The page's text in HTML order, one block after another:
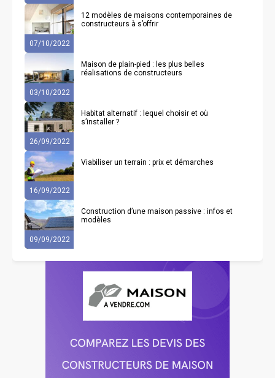
07/10/2022
12 modèles de maisons contemporaines de
constructeurs à s’offrir
03/10/2022
Maison de plain-pied : les plus belles
réalisations de constructeurs
26/09/2022
Habitat alternatif : lequel choisir et où
s’installer ?
16/09/2022
Viabiliser un terrain : prix et démarches
09/09/2022
Construction d’une maison passive : infos et
modèles